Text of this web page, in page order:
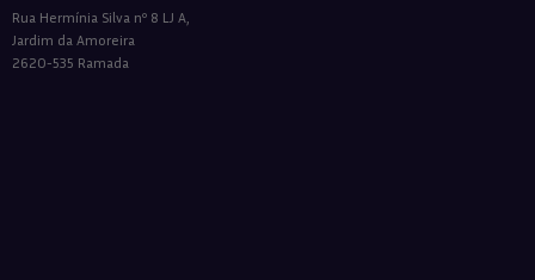
Rua Hermínia Silva nº 8 LJ A,
Jardim da Amoreira
2620-535 Ramada